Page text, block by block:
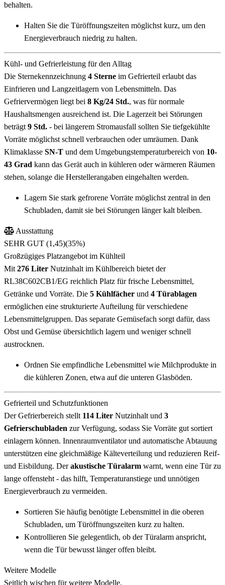
behalten.
Halten Sie die Türöffnungszeiten möglichst kurz, um den
Energieverbrauch niedrig zu halten.
Kühl- und Gefrierleistung für den Alltag
Die Sternekennzeichnung 4 Sterne im Gefrierteil erlaubt das
Einfrieren und Langzeitlagern von Lebensmitteln. Das
Gefriervermögen liegt bei 8 Kg/24 Std., was für normale
Haushaltsmengen ausreichend ist. Die Lagerzeit bei Störungen
beträgt 9 Std. - bei längerem Stromausfall sollten Sie tiefgekühlte
Vorräte möglichst schnell verbrauchen oder umräumen. Dank
Klimaklasse SN-T und dem Umgebungstemperaturbereich von 10-
43 Grad kann das Gerät auch in kühleren oder wärmeren Räumen
stehen, solange die Herstellerangaben eingehalten werden.
Lagern Sie stark gefrorene Vorräte möglichst zentral in den
Schubladen, damit sie bei Störungen länger kalt bleiben.
Ausstattung
SEHR GUT (1,45)(35%)
Großzügiges Platzangebot im Kühlteil
Mit 276 Liter Nutzinhalt im Kühlbereich bietet der
RL38C602CB1/EG reichlich Platz für frische Lebensmittel,
Getränke und Vorräte. Die 5 Kühlfächer und 4 Türablagen
ermöglichen eine strukturierte Aufteilung für verschiedene
Lebensmittelgruppen. Das separate Gemüsefach sorgt dafür, dass
Obst und Gemüse übersichtlich lagern und weniger schnell
austrocknen.
Ordnen Sie empfindliche Lebensmittel wie Milchprodukte in
die kühleren Zonen, etwa auf die unteren Glasböden.
Gefrierteil und Schutzfunktionen
Der Gefrierbereich stellt 114 Liter Nutzinhalt und 3
Gefrierschubladen zur Verfügung, sodass Sie Vorräte gut sortiert
einlagern können. Innenraumventilator und automatische Abtauung
unterstützen eine gleichmäßige Kälteverteilung und reduzieren Reif-
und Eisbildung. Derakustische Türalarm warnt, wenn eine Tür zu
lange offensteht - das hilft, Temperaturanstiege und unnötigen
Energieverbrauch zu vermeiden.
Sortieren Sie häufig benötigte Lebensmittel in die oberen
Schubladen, um Türöffnungszeiten kurz zu halten.
Kontrollieren Sie gelegentlich, ob der Türalarm anspricht,
wenn die Tür bewusst länger offen bleibt.
Weitere Modelle
Seitlich wischen für weitere Modelle.